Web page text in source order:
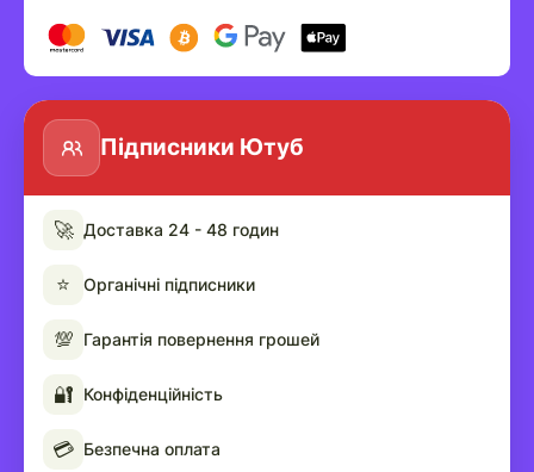
Підписники Ютуб
🚀 Доставка 24 - 48 годин
⭐️ Органічні підписники
💯 Гарантія повернення грошей
🔐 Конфіденційність
💳 Безпечна оплата